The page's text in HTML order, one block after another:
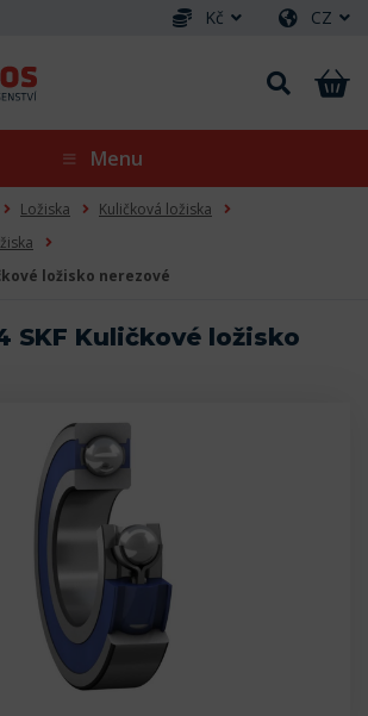
Kč CZ
Menu
Ložiska
Kuličková ložiska
ložisko nerezové
SKF Kuličkové ložisko